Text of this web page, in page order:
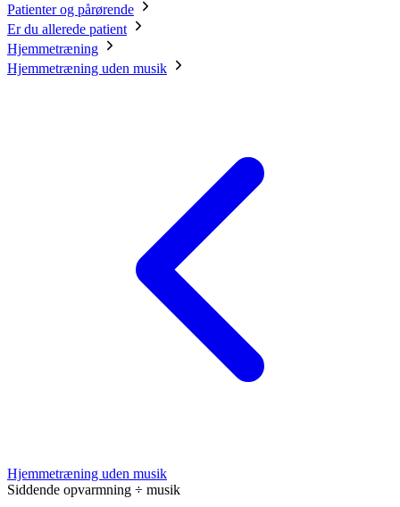
Patienter og pårørende
Er du allerede patient
Hjemmetræning
Hjemmetræning uden musik
Hjemmetræning uden musik
Siddende opvarmning ÷ musik